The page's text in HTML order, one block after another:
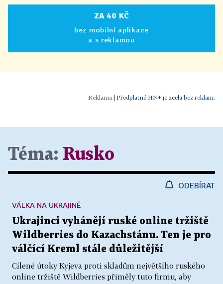
ZA 40 KČ
bez mobilní aplikace
a s reklamou
| Předplatné HN+ je zcela bez reklam.
Téma: Rusko
ODEBÍRAT
Ukrajinci vyhánějí ruské online tržiště
Wildberries do Kazachstánu. Ten je pro
válčící Kreml stále důležitější
Cílené útoky Kyjeva proti skladům největšího ruského
online tržiště Wildberries přiměly tuto firmu, aby
VÁLKA NA UKRAJINĚ